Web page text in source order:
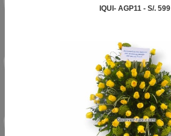
IQUI- AGP11 - S/. 599